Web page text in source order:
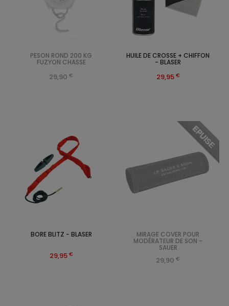
PESON ROND 200 KG
FUZYON CHASSE
29,90 €
HUILE DE CROSSE + CHIFFON
- BLASER
29,95 €
BORE BLITZ - BLASER
29,95 €
EPUISE
MIRAGE COVER POUR
MODÉRATEUR DE SON -
SAUER
29,90 €